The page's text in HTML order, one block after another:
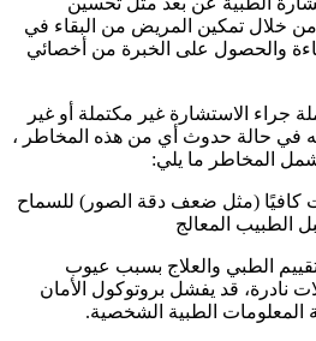
من خلال تمكين المريض من البقاء في
والحصول على الخبرة من أخصائي
جراء الاستشارة غير مكتملة أو غير
في حالة حدوث أي من هذه المخاطر ،
المخاطر ما يلي:
كافيًا (مثل ضعف دقة الصور) للسماح
الطبيب المعالج
الطبي والعلاج بسبب عيوب
نادرة، قد يفشل بروتوكول الأمان
الطبية الشخصية.